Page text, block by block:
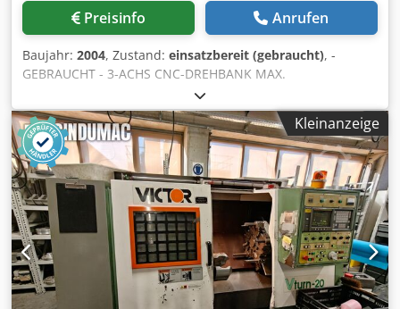
Preisinfo Anrufen
Baujahr: 2004, Zustand: einsatzbereit (gebraucht), -
GEBRAUCHT - 3-ACHS CNC-DREHBANK MAX.
DREHDURCHMESSER: 730 mm MAX. DREHLÄNGE: 1750 mm
MAX. DREHDURCHMESSER: 528 mm STANGDURCHLASS:
110 mm Crsdjxymcvepfx An Usf SPINDEL: 1500 U/min; 30 -
37 kW; ASA A2-11 ; 530 mm VERFAHRWEG X-ACHSE: 156 +
251 mm VERFAHRWEG Z-ACHSE: 1650 mm GETRIEBE: 4-
STUFIG EILGÄNGE X-Z: 12 - 15 m/min ANGETRIEBENER
REVOLVER: 12 (6 angetriebene Werkzeuge) Pos.; 2500
U/min; 5,2 kW HOCHDRUCKKÜHLUNG: 4 BAR STEUERUNG:
FANUC 0i-TB GEWICHT: 13.500 kg GESAMTABMESSUNGEN:
6210 x 2980 x 2515 mm ZUBEHÖR: SPÄNEFÖRDERER
Kleinanzeige